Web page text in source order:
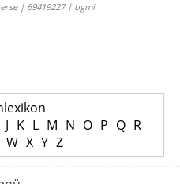
| 69419227 | bgmi
J K L M N O P Q R
W X Y Z